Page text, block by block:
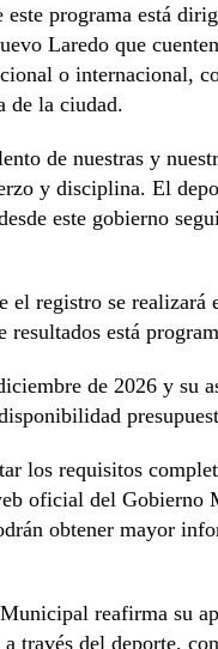
programa está
Laredo que
o internacional,
de la ciudad.
de nuestras y
y disciplina. El
este gobierno
el registro se
está
de 2026 y su
los requisitos
oficial del Gobierno
obtener mayor
reafirma su
través del deporte,